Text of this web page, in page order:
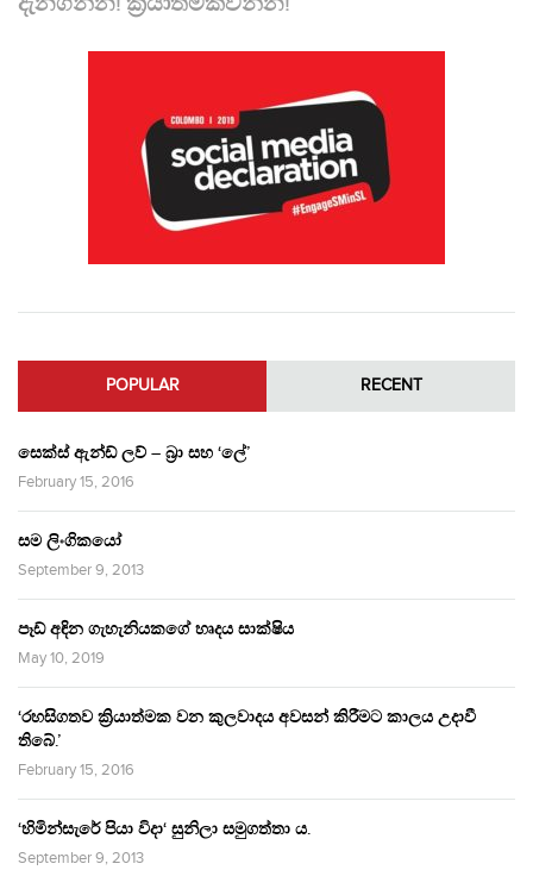
POPULAR RECENT
සෙක්ස් ඇන්ඩ් ලව් – බ්‍රා සහ ‘ලේ’
February 15, 2016
සම ලිංගිකයෝ
September 9, 2013
පෑඩ් අඳින ගැහැනියකගේ හෘදය සාක්ෂිය
May 10, 2019
‘රහසිගතව ක්‍රියාත්මක වන කුලවාදය අවසන් කිරීමට කාලය උදාවී
තිබේ.’
February 15, 2016
‘හිමින්සැරේ පියා විදා‘ සුනිලා සමුගත්තා ය.
September 9, 2013